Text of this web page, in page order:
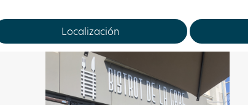
Localización